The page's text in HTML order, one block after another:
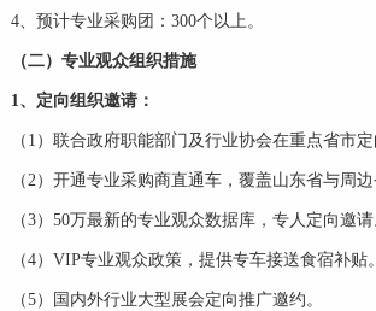
4、预计专业采购团：300个以上。
（二）专业观众组织措施
1、定向组织邀请：
（1）联合政府职能部门及行业协会在重点省市定
（2）开通专业采购商直通车，覆盖山东省与周边
（3）50万最新的专业观众数据库，专人定向邀请
（4）VIP专业观众政策，提供专车接送食宿补贴。
（5）国内外行业大型展会定向推广邀约。